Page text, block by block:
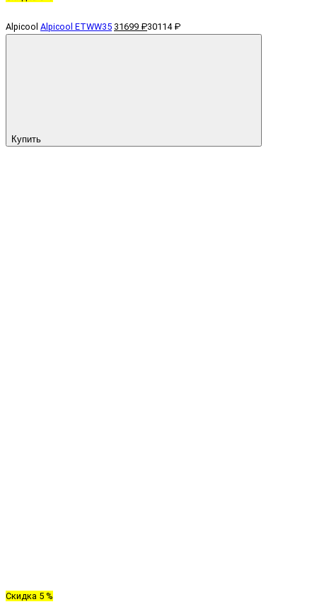
Alpicool Alpicool ETWW35 31699 ₽30114 ₽
Купить
Скидка 5 %